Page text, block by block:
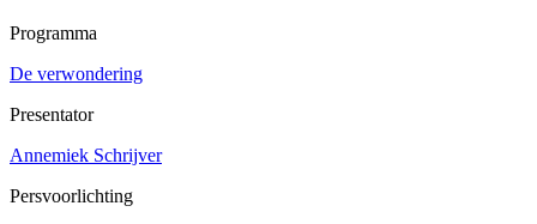
Programma
De verwondering
Presentator
Annemiek Schrijver
Persvoorlichting